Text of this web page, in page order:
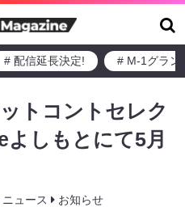
# 配信延長決定! # M-1グラン
トコントセレク
しもとにて5月
ニュース お知らせ